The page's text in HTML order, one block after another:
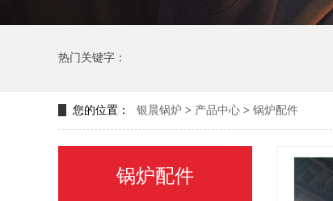
热门关键字：
您的位置： 银晨锅炉 > 产品中心 > 锅炉配件
锅炉配件